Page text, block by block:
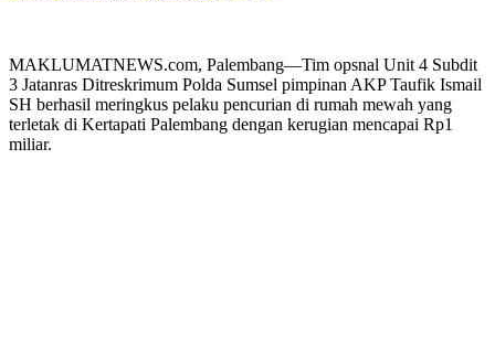
MAKLUMATNEWS.com, Palembang—Tim opsnal Unit 4 Subdit
3 Jatanras Ditreskrimum Polda Sumsel pimpinan AKP Taufik Ismail
SH berhasil meringkus pelaku pencurian di rumah mewah yang
terletak di Kertapati Palembang dengan kerugian mencapai Rp1
miliar.